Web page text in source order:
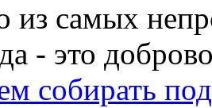
из самых
- это
собирать